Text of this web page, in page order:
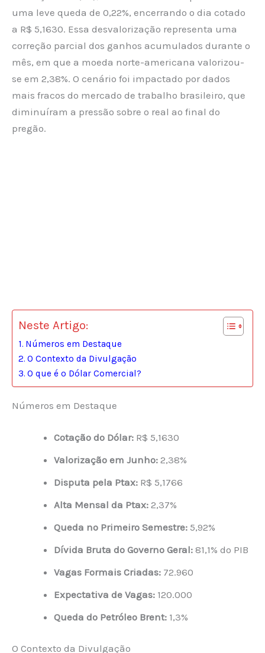
uma leve queda de 0,22%, encerrando o dia cotado
a R$ 5,1630. Essa desvalorização representa uma
correção parcial dos ganhos acumulados durante o
mês, em que a moeda norte-americana valorizou-
se em 2,38%. O cenário foi impactado por dados
mais fracos do mercado de trabalho brasileiro, que
diminuíram a pressão sobre o real ao final do
pregão.
Neste Artigo:
Números em Destaque
O Contexto da Divulgação
O que é o Dólar Comercial?
Números em Destaque
Cotação do Dólar: R$ 5,1630
Valorização em Junho: 2,38%
Disputa pela Ptax: R$ 5,1766
Alta Mensal da Ptax: 2,37%
Queda no Primeiro Semestre: 5,92%
Dívida Bruta do Governo Geral: 81,1% do PIB
Vagas Formais Criadas: 72.960
Expectativa de Vagas: 120.000
Queda do Petróleo Brent: 1,3%
O Contexto da Divulgação